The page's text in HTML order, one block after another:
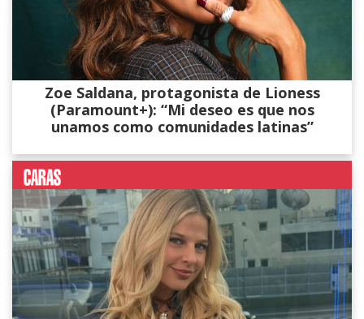
Zoe Saldana, protagonista de Lioness
(Paramount+): “Mi deseo es que nos
unamos como comunidades latinas”